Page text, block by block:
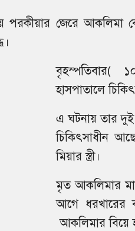
পরকীয়ার জেরে
বৃহস্পতিবার(
হাসপাতালে
এ ঘটনায় তার দুই
চিকিৎসাধীন
মিয়ার স্ত্রী।
মৃত আকলিমার মা
আগে ধরখারের
আকলিমার বিয়ে